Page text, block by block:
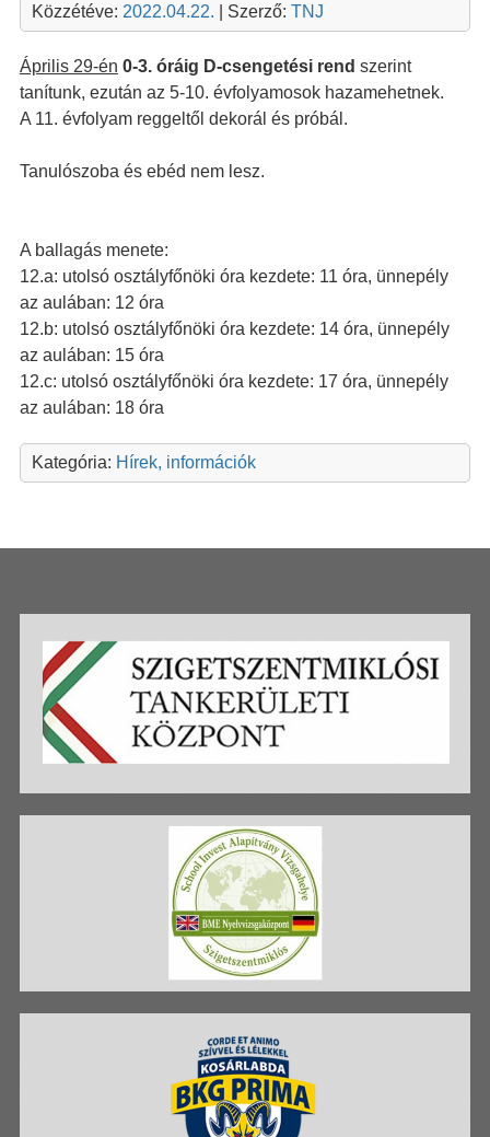
Közzétéve: 2022.04.22. | Szerző: TNJ
Április 29-én 0-3. óráig D-csengetési rend szerint
tanítunk, ezután az 5-10. évfolyamosok hazamehetnek.
A 11. évfolyam reggeltől dekorál és próbál.
Tanulószoba és ebéd nem lesz.
A ballagás menete:
12.a: utolsó osztályfőnöki óra kezdete: 11 óra, ünnepély
az aulában: 12 óra
12.b: utolsó osztályfőnöki óra kezdete: 14 óra, ünnepély
az aulában: 15 óra
12.c: utolsó osztályfőnöki óra kezdete: 17 óra, ünnepély
az aulában: 18 óra
Kategória: Hírek, információk